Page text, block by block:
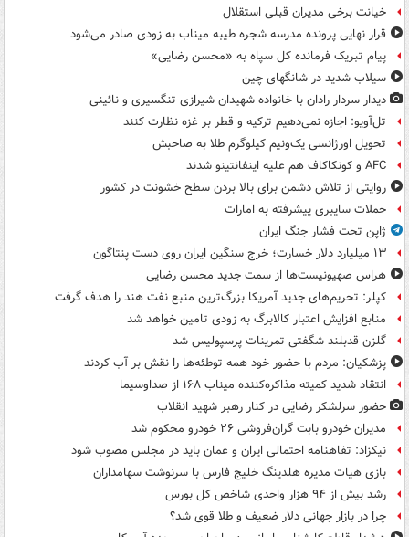
خیانت برخی مدیران قبلی استقلال
قرار نهایی پرونده مدرسه شجره طیبه میناب به زودی صادر می‌شود
پیام تبریک فرمانده کل سپاه به «محسن رضایی»
سیلاب شدید در شانگهای چین
دیدار سردار رادان با خانواده‌ شهیدان شیرازی تنگسیری و نائینی
تل‌آویو: اجازه نمی‌دهیم ترکیه و قطر بر غزه نظارت کنند
تحویل اورژانسی یک‌ونیم کیلوگرم طلا به صاحبش
AFC و کونکاکاف هم علیه اینفانتینو شدند
روایتی از تلاش دشمن برای بالا بردن سطح خشونت در کشور
حملات سایبری پیشرفته به امارات
ژاپن تحت فشار جنگ ایران
۱۳ میلیارد دلار خسارت؛ خرج سنگین ایران روی دست پنتاگون
هراس صهیونیست‌ها از سمت جدید محسن رضایی
کپلر: تحریم‌های جدید آمریکا بزرگ‌ترین منبع نفت هند را هدف گرفت
منابع افزایش اعتبار کالابرگ به زودی تامین خواهد شد
گلزن قدبلند شگفتی تمرینات پرسپولیس شد
پزشکیان: مردم با حضور خود همه توطئه‌ها را نقش بر آب کردند
انتقاد شدید کمیته مذاکره‌کننده میناب ۱۶۸ از صداوسیما
حضور سرلشکر رضایی در کنار رهبر شهید انقلاب
مدیران خودرو بابت گران‌فروشی ۲۶ خودرو محکوم شد
نیکزاد: تفاهنامه احتمالی ایران و عمان باید در مجلس مصوب شود
بازی هیات مدیره هلدینگ خلیج فارس با سرنوشت سهامداران
رشد بیش از ۹۴ هزار واحدی شاخص کل بورس
چرا در بازار جهانی دلار ضعیف و طلا قوی شد؟